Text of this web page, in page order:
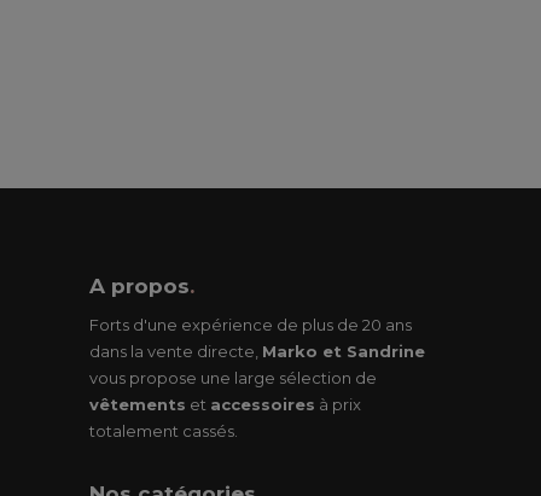
A propos.
Forts d'une expérience de plus de 20 ans
dans la vente directe, Marko et Sandrine
vous propose une large sélection de
vêtements et accessoires à prix
totalement cassés.